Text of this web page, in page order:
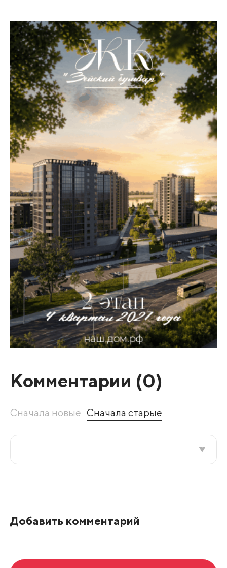
Комментарии (0)
Сначала новые Сначала старые
Добавить комментарий